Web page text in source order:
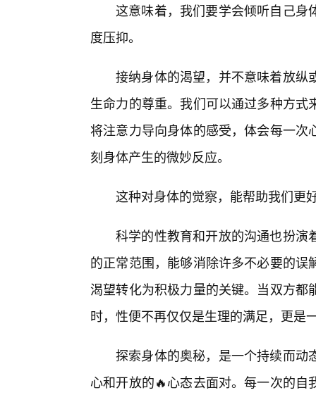
这意味着，我们要学会倾听自己身
度压抑。
接纳身体的渴望，并不意味着放纵
生命力的尊重。我们可以通过多种方
将注意力导向身体的感受，体会每一
刻身体产生的微妙反应。
这种对身体的觉察，能帮助我们更
科学的性教育和开放的沟通也扮演
的正常范围，能够消除许多不必要的
渴望转化为积极力量的关键。当双方
时，性便不再仅仅是生理的满足，更是
探索身体的奥秘，是一个持续而动
心和开放的🔥心态去面对。每一次的